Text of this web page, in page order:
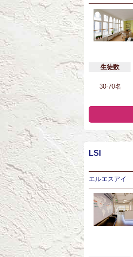
生徒数
30-70名
LSI
エルエスアイ